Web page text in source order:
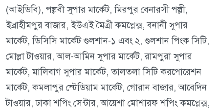
(আইডিবি), পল্লবী সুপার মার্কেট, মিরপুর বেনারসী পল্লী,
ইব্রাহীমপুর বাজার, ইউএই মৈত্রী কমপ্লেক্স, বনানী সুপার
মার্কেট, ডিসিসি মার্কেট গুলশান-১ এবং ২, গুলশান পিংক সিটি,
মোল্লা টাওয়ার, আল-আমিন সুপার মার্কেট, রামপুরা সুপার
মার্কেট, মালিবাগ সুপার মার্কেট, তালতলা সিটি করপোরেশন
মার্কেট, কমলাপুর স্টেডিয়াম মার্কেট, গোরান বাজার, আবেদিন
টাওয়ার, ঢাকা শপিং সেন্টার, আয়েশা মোশারফ শপিং কমপ্লেক্স,